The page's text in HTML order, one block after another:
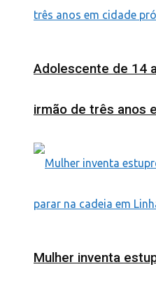
Adolescente de 14
irmão de três anos
Mulher inventa